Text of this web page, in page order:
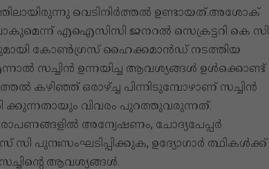
വെടിനിർത്തൽ ഉണ്ടായത്.അശോക്
എഐസിസി ജനറൽ സെക്രട്ടറി കെ സി
കോൺഗ്രസ് ഹൈക്കമാൻഡ് നടത്തിയ
സച്ചിൻ ഉന്നയിച്ച ആവശ്യങ്ങൾ ഉൾക്കൊണ്ട്
കഴിഞ്ഞ് ഒരാഴ്ച്ച പിന്നിടുമ്പോഴാണ് സച്ചിൻ
ക്കുന്നതായും വിവരം പുറത്തുവരുന്നത്.
അന്വേഷണം, ചോദ്യപേപ്പർ
പുനഃസംഘടിപ്പിക്കുക, ഉദ്യോഗാർ ത്ഥികൾക്ക്
ആവശ്യങ്ങൾ.